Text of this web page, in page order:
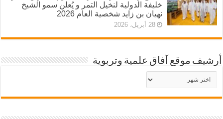
خليفة الدولية لنخيل التمر و يُعلن سمو الشيخ
نهيان بن زايد شخصية العام 2026
28 أبريل، 2026
أرشيف موقع آفاق علمية وتربوية
أرشيف
موقع